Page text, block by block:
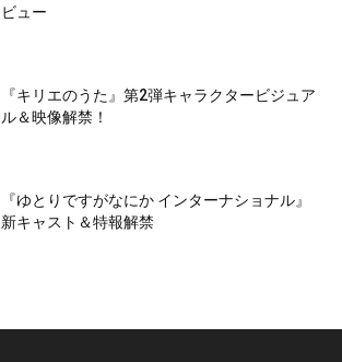
ビュー
『キリエのうた』第2弾キャラクタービジュア
ル＆映像解禁！
『ゆとりですがなにか インターナショナル』
新キャスト＆特報解禁